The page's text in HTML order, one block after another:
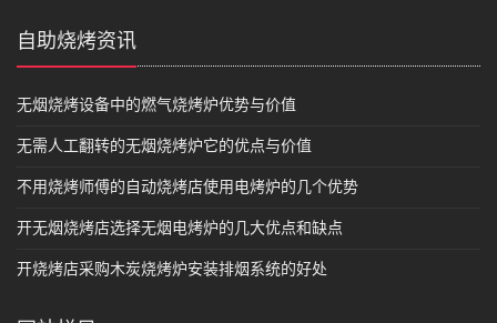
自助烧烤资讯
无烟烧烤设备中的燃气烧烤炉优势与价值
无需人工翻转的无烟烧烤炉它的优点与价值
不用烧烤师傅的自动烧烤店使用电烤炉的几个优势
开无烟烧烤店选择无烟电烤炉的几大优点和缺点
开烧烤店采购木炭烧烤炉安装排烟系统的好处